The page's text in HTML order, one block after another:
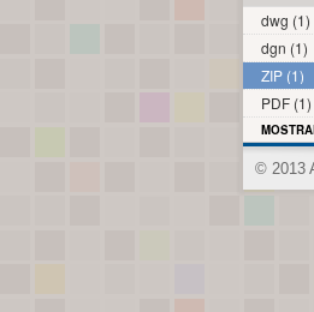
dwg (1)
dgn (1)
ZIP (1)
PDF (1)
© 2013